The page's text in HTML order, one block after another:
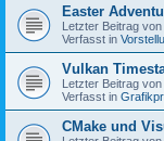
Easter
Letzter Beitrag von
Verfasst in
Vulkan
Letzter Beitrag von
Verfasst in
CMake und